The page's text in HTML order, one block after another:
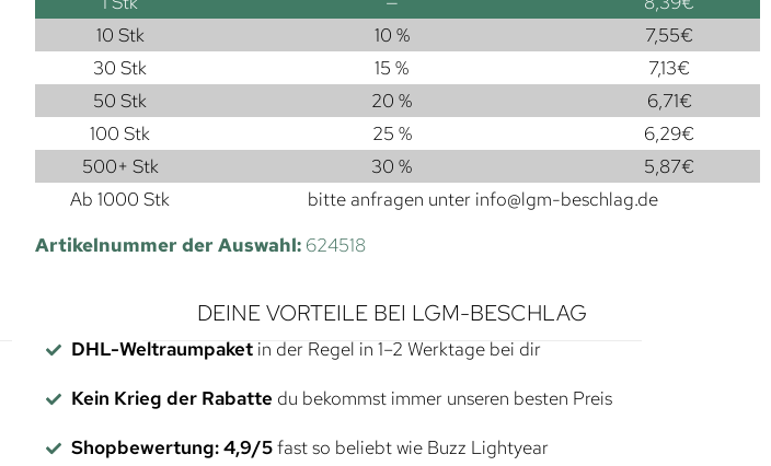
10 Stk
10 % 7,55€
30 Stk
15 % 7,13€
50 Stk
20 % 6,71€
100 Stk
25 % 6,29€
500+ Stk
30 % 5,87€
Ab 1000 Stk
bitte anfragen unter info@lgm-beschlag.de
Artikelnummer der Auswahl: 624518
DEINE VORTEILE BEI LGM-BESCHLAG
DHL-Weltraumpaketin der Regel in 1–2 Werktage bei dir
Kein Krieg der Rabatte du bekommst immer unseren besten Preis
Shopbewertung: 4,9/5fast so beliebt wie Buzz Lightyear